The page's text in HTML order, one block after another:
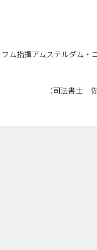
ム指揮アムステルダム・
木 大